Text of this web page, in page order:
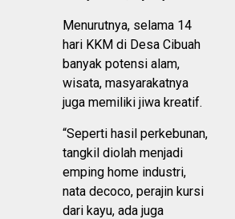
Menurutnya, selama 14
hari KKM di Desa Cibuah
banyak potensi alam,
wisata, masyarakatnya
juga memiliki jiwa kreatif.
“Seperti hasil perkebunan,
tangkil diolah menjadi
emping home industri,
nata decoco, perajin kursi
dari kayu, ada juga